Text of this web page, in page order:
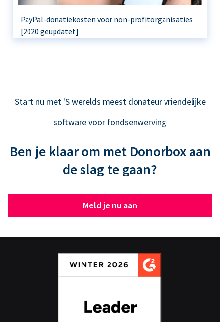
PayPal-donatiekosten voor non-profitorganisaties
[2020 geüpdatet]
Start nu met 'S werelds meest donateur vriendelijke
software voor fondsenwerving
Ben je klaar om met Donorbox aan
de slag te gaan?
Meld je nu aan